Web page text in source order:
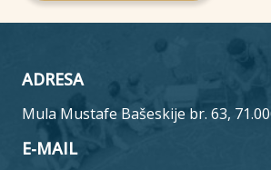
ADRESA
Mula Mustafe Bašeskije br. 63,
E-MAIL